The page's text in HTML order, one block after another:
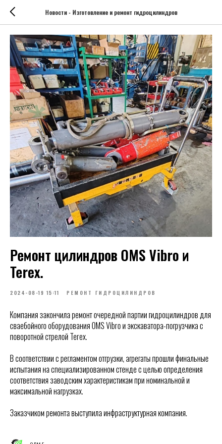
Новости - Изготовление и ремонт гидроцилиндров
Ремонт цилиндров OMS Vibro и
Terex.
2024-08-19 15:11 РЕМОНТ ГИДРОЦИЛИНДРОВ
Компания закончила ремонт очередной партии гидроцилиндров для
сваебойного оборудования OMS Vibro и экскаватора-погрузчика с
поворотной стрелой Terex.
В соответствии с регламентом отгрузки, агрегаты прошли финальные
испытания на специализированном стенде с целью определения
соответствия заводским характеристикам при номинальной и
максимальной нагрузках.
Заказчиком ремонта выступила инфраструктурная компания.